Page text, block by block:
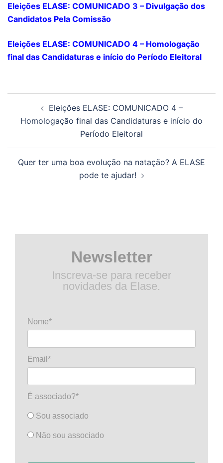
Eleições ELASE: COMUNICADO 3 – Divulgação dos
Candidatos Pela Comissão
Eleições ELASE: COMUNICADO 4 – Homologação
final das Candidaturas e início do Período Eleitoral
posts
Eleições ELASE: COMUNICADO 4 –
Homologação final das Candidaturas e início do
Período Eleitoral
Quer ter uma boa evolução na natação? A ELASE
pode te ajudar!
Newsletter
Inscreva-se para receber
novidades da Elase.
Nome*
Email*
É associado?*
Sou associado
Não sou associado